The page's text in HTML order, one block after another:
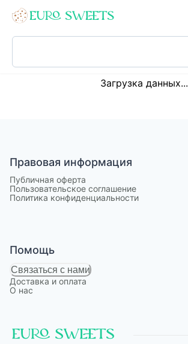
Загрузка данных...
Правовая информация
Публичная оферта
Пользовательское соглашение
Политика конфиденциальности
Помощь
Связаться с нами
Доставка и оплата
О нас